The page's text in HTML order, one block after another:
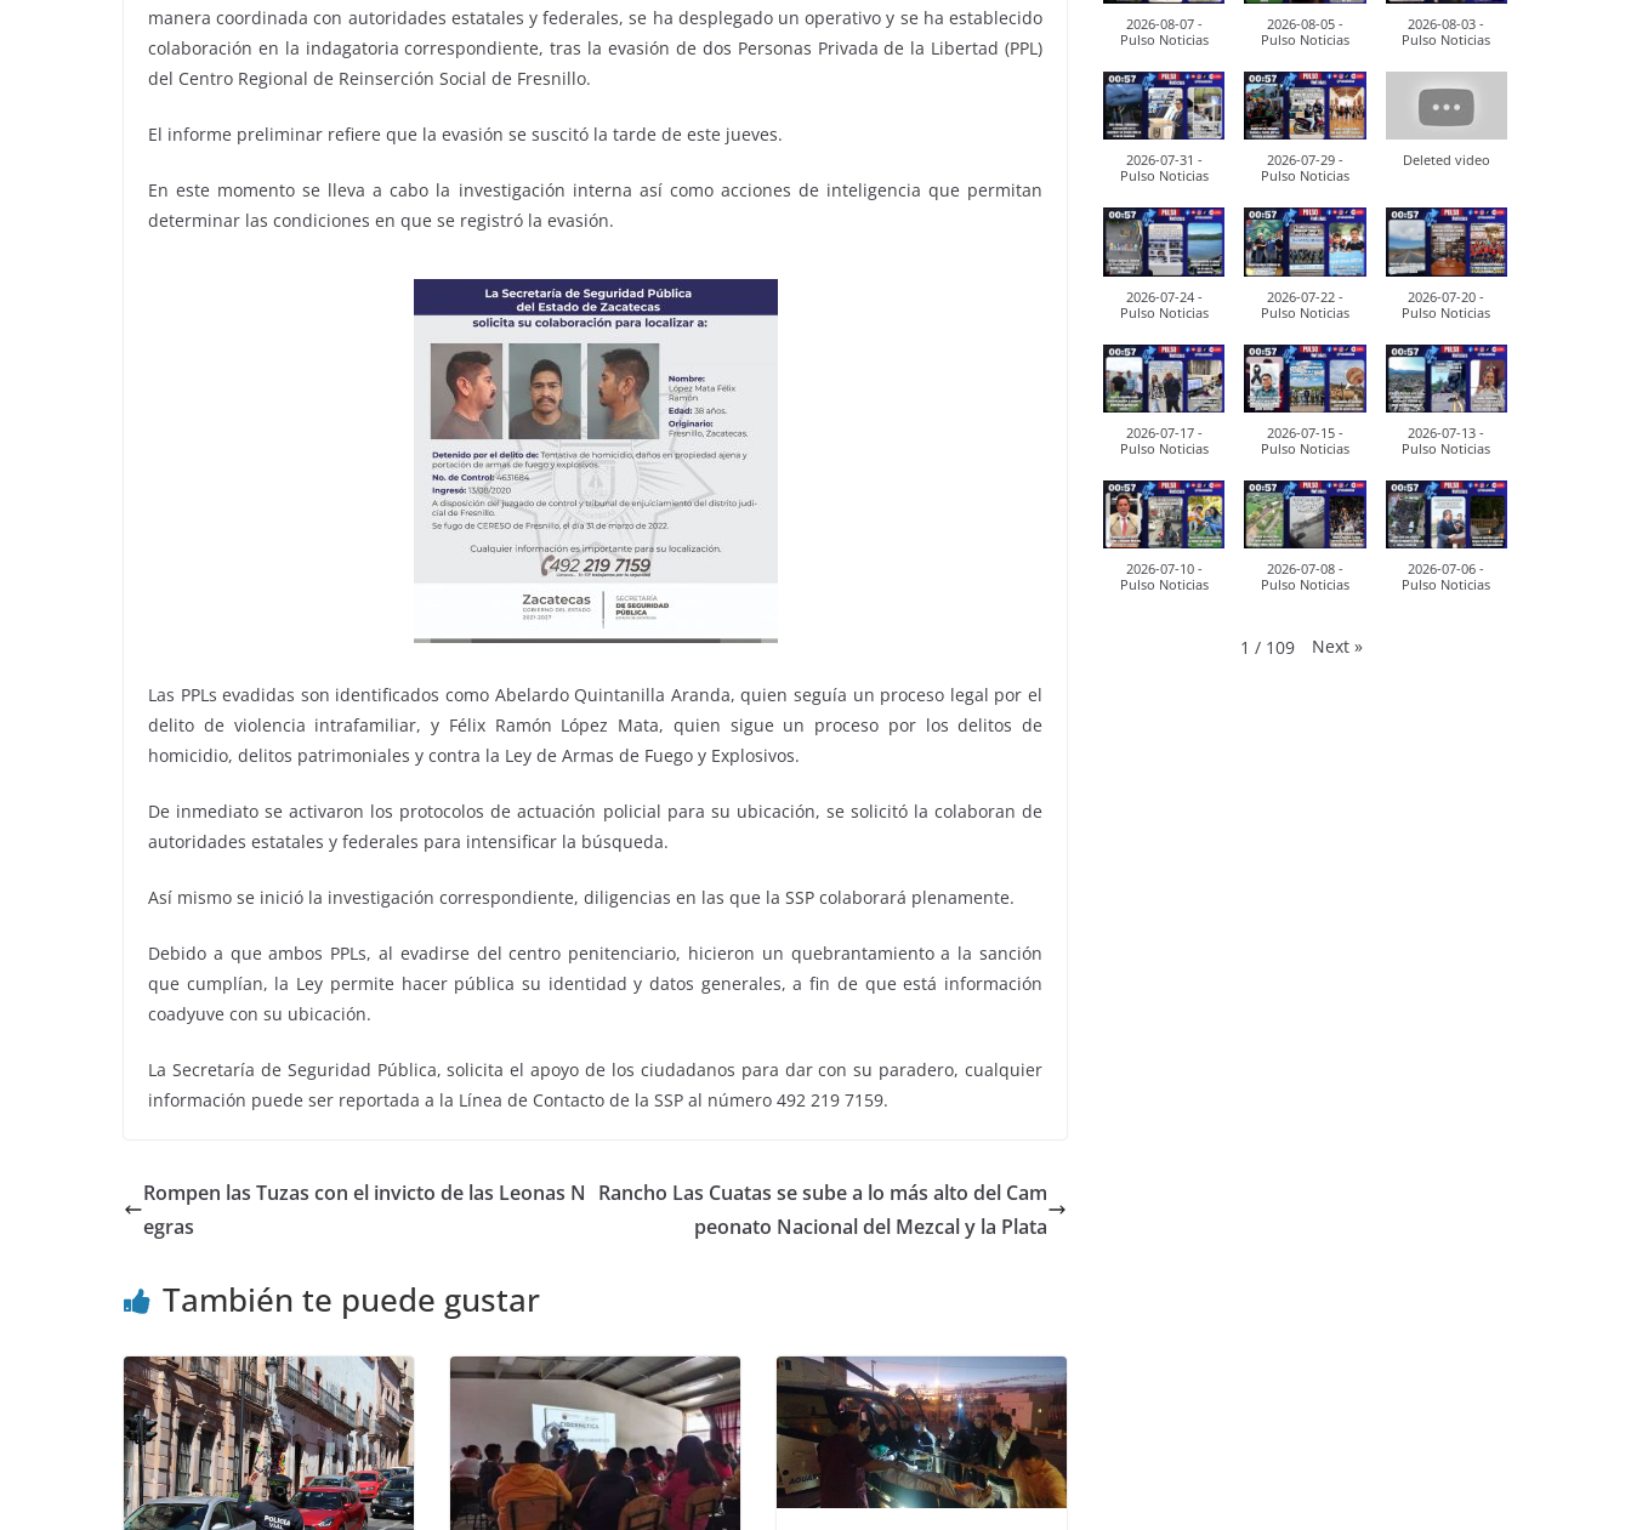
manera coordinada con autoridades estatales y federales, se ha desplegado un operativo y se ha establecido
colaboración en la indagatoria correspondiente, tras la evasión de dos Personas Privada de la Libertad (PPL)
del Centro Regional de Reinserción Social de Fresnillo.
El informe preliminar refiere que la evasión se suscitó la tarde de este jueves.
En este momento se lleva a cabo la investigación interna así como acciones de inteligencia que permitan
determinar las condiciones en que se registró la evasión.
Las PPLs evadidas son identificados como Abelardo Quintanilla Aranda, quien seguía un proceso legal por el
delito de violencia intrafamiliar, y Félix Ramón López Mata, quien sigue un proceso por los delitos de
homicidio, delitos patrimoniales y contra la Ley de Armas de Fuego y Explosivos.
De inmediato se activaron los protocolos de actuación policial para su ubicación, se solicitó la colaboran de
autoridades estatales y federales para intensificar la búsqueda.
Así mismo se inició la investigación correspondiente, diligencias en las que la SSP colaborará plenamente.
Debido a que ambos PPLs, al evadirse del centro penitenciario, hicieron un quebrantamiento a la sanción
que cumplían, la Ley permite hacer pública su identidad y datos generales, a fin de que está información
coadyuve con su ubicación.
La Secretaría de Seguridad Pública, solicita el apoyo de los ciudadanos para dar con su paradero, cualquier
información puede ser reportada a la Línea de Contacto de la SSP al número 492 219 7159.
Rompen las Tuzas con el invicto de las Leonas N
egras
Rancho Las Cuatas se sube a lo más alto del Cam
peonato Nacional del Mezcal y la Plata
También te puede gustar
2026-08-07 -
Pulso Noticias
2026-08-05 -
Pulso Noticias
2026-08-03 -
Pulso Noticias
2026-07-31 -
Pulso Noticias
2026-07-29 -
Pulso Noticias
Deleted video
2026-07-24 -
Pulso Noticias
2026-07-22 -
Pulso Noticias
2026-07-20 -
Pulso Noticias
2026-07-17 -
Pulso Noticias
2026-07-15 -
Pulso Noticias
2026-07-13 -
Pulso Noticias
2026-07-10 -
Pulso Noticias
2026-07-08 -
Pulso Noticias
2026-07-06 -
Pulso Noticias
1 / 109 Next »